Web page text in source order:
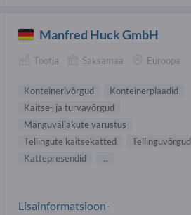
Manfred Huck GmbH
Tootja Saksamaa Euroopa
Konteinerivõrgud
Konteinerplaadid
Kaitse- ja turvavõrgud
Mänguväljakute varustus
Tellingute kaitsekatted
Tellinguvõrgud
Kattepresendid
...
Lisainformatsioon-